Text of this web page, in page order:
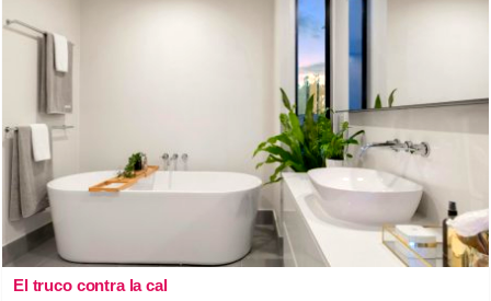
El truco contra la cal